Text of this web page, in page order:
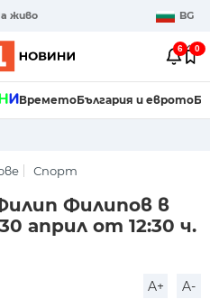
живо BG
6 0
ВреметоБългария и еврото
Спорт
Филипов в
април от 12:30 ч.
A+ A-